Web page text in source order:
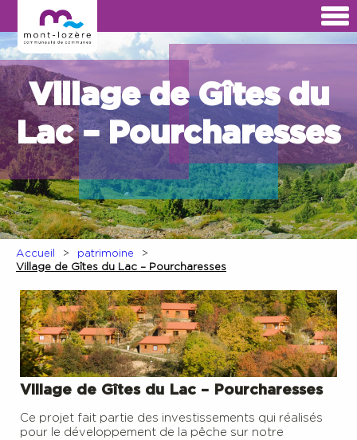
Village de Gîtes du
Lac – Pourcharesses
Accueil
patrimoine
Village de Gîtes du Lac – Pourcharesses
Village de Gîtes du Lac – Pourcharesses
Ce projet fait partie des investissements qui réalisés
pour le développement de la pêche sur notre